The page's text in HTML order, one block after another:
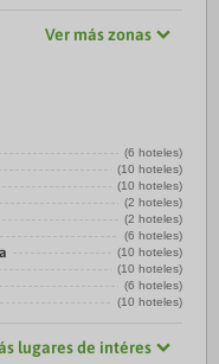
Ver más zonas
(6 hoteles)
(10 hoteles)
(10 hoteles)
(2 hoteles)
(2 hoteles)
(6 hoteles)
(10 hoteles)
(10 hoteles)
(6 hoteles)
(10 hoteles)
lugares de intéres